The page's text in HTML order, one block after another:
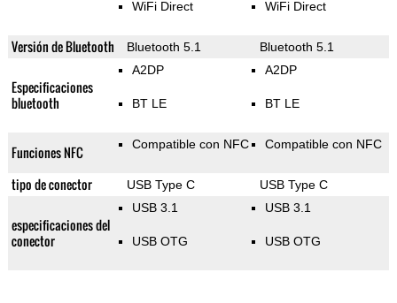
WiFi Direct WiFi Direct
Versión de Bluetooth Bluetooth 5.1 Bluetooth 5.1
Especificaciones
bluetooth
A2DP
BT LE
A2DP
BT LE
Funciones NFC Compatible con NFC Compatible con NFC
tipo de conector USB Type C USB Type C
especificaciones del
conector
USB 3.1
USB OTG
USB 3.1
USB OTG